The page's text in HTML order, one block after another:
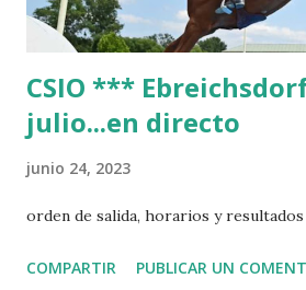
CSIO ***
julio...en directo
junio 24, 2023
orden de salida, horarios y
COMPARTIR PUBLICAR UN